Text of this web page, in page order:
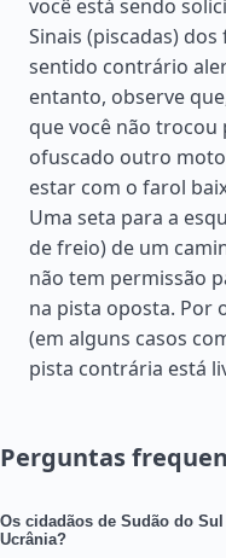
você está sendo
Sinais (piscadas)
sentido contrário
entanto, observe
que você não
ofuscado outro
estar com o farol
Uma seta para a
de freio) de um
não tem permissão
na pista oposta. Por
(em alguns casos
pista contrária está
Perguntas
Os cidadãos de Sudão do
Ucrânia?